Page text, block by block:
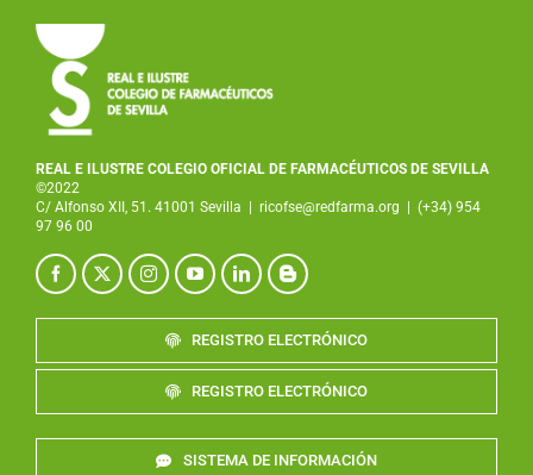
REAL E ILUSTRE COLEGIO OFICIAL DE FARMACÉUTICOS DE SEVILLA
©2022
C/ Alfonso XII, 51. 41001 Sevilla
ricofse@redfarma.org
(+34) 954
97 96 00
REGISTRO ELECTRÓNICO
REGISTRO ELECTRÓNICO
SISTEMA DE INFORMACIÓN